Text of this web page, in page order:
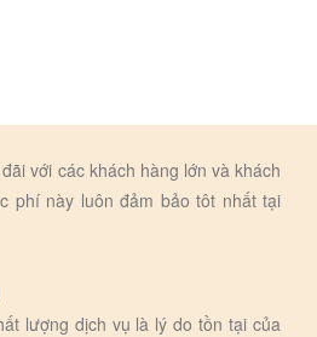
với các khách hàng lớn và khách
phí này luôn đảm bảo tôt nhất tại
lượng dịch vụ là lý do tồn tại của